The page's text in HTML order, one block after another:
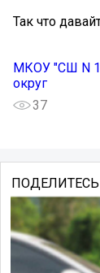
Так что
МКОУ "СШ N
округ
37